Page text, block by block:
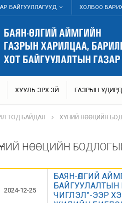
БАЙГУУЛЛАГУУД ХОЛБОО
ХУУЛЬ ЭРХ ЗҮЙ ГАЗРЫН
ТОД БАЙДАЛ ХҮНИЙ НӨӨЦИЙН
НӨӨЦИЙН
2024-12-25
БАЯН-ӨЛГИЙ
БАЙГУУЛАЛТЫН
ЧИГЛЭЛ”-ЭЭР